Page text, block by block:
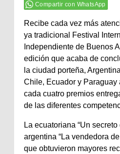
Compartir con WhatsApp
Recibe cada vez más
ya tradicional Festival
Independiente de Buenos
edición que acaba de
la ciudad porteña,
Chile, Ecuador y Paraguay
cada cuatro premios
de las diferentes
La ecuatoriana “Un secreto
argentina “La vendedora
que obtuvieron mayores